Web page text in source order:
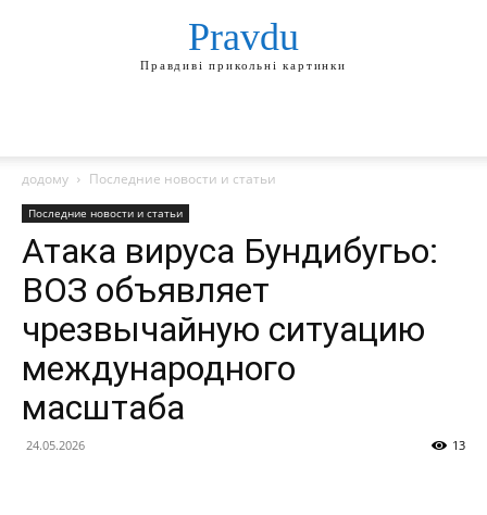
Pravdu
Правдиві прикольні картинки
додому Последние новости и статьи
Последние новости и статьи
Атака вируса Бундибугьо:
ВОЗ объявляет
чрезвычайную ситуацию
международного
масштаба
24.05.2026 13